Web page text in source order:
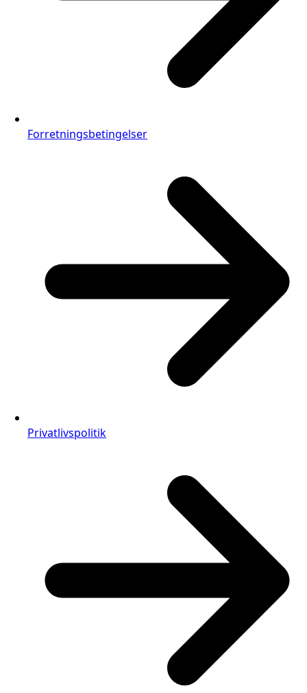
Forretningsbetingelser
Privatlivspolitik